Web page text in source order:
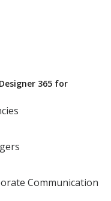
365 for
Communication